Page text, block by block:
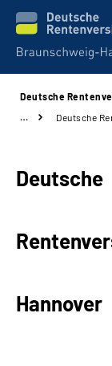
Karriere
Deutsche
…
Deutsche
Deutsche
Hannover